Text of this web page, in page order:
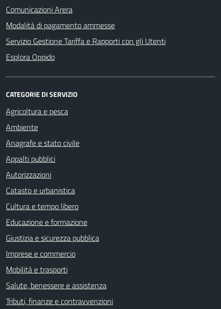
Comunicazioni Arera
Modalità di pagamento ammesse
Servizio Gestione Tariffa e Rapporti con gli Utenti
Esplora Oppido
CATEGORIE DI SERVIZIO
Agricoltura e pesca
Ambiente
Anagrafe e stato civile
Appalti pubblici
Autorizzazioni
Catasto e urbanistica
Cultura e tempo libero
Educazione e formazione
Giustizia e sicurezza pubblica
Imprese e commercio
Mobilità e trasporti
Salute, benessere e assistenza
Tributi, finanze e contravvenzioni